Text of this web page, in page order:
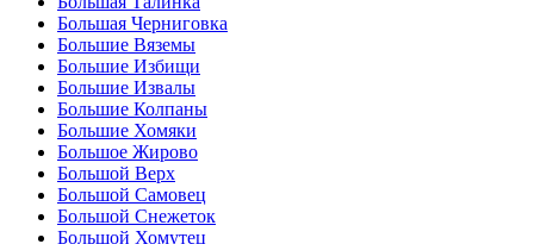
Большая Черниговка
Большие Вяземы
Большие Избищи
Большие Извалы
Большие Колпаны
Большие Хомяки
Большое Жирово
Большой Верх
Большой Самовец
Большой Снежеток
Большой Хомутец